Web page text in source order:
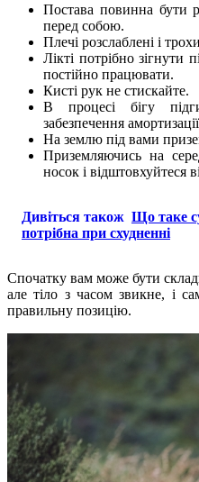
Постава повинна бути
перед собою.
Плечі розслаблені і
Лікті потрібно
постійно працювати.
Кисті рук не стискайте.
В процесі бігу
забезпечення
На землю під вами
Приземляючись на
носок і відштовхуйтеся
Дивіться також Що таке
потрібна при схудненні
Спочатку вам може бути
але тіло з часом звикне, і
правильну позицію.